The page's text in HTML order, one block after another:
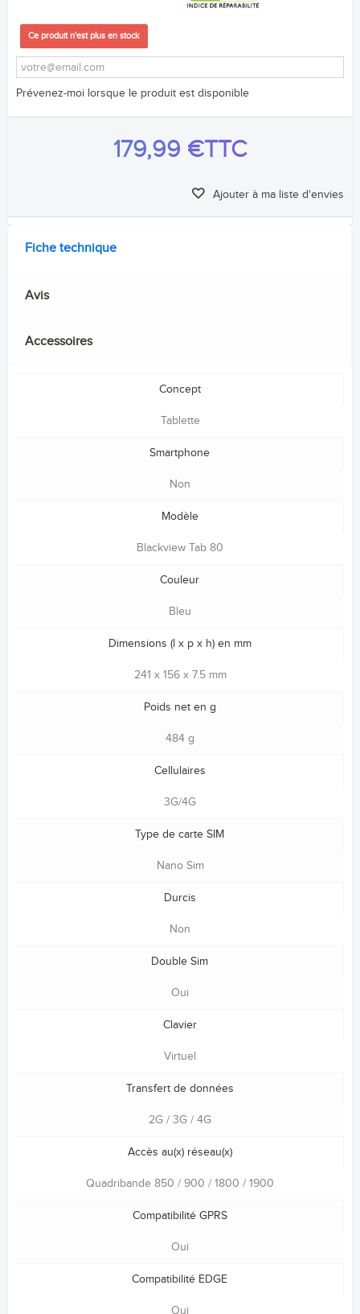
Ce produit n'est plus en stock
Prévenez-moi lorsque le produit est disponible
179,99 €TTC
Ajouter à ma liste d'envies
Fiche technique
Avis
Accessoires
Concept
Tablette
Smartphone
Non
Modèle
Blackview Tab 80
Couleur
Bleu
Dimensions (l x p x h) en mm
241 x 156 x 7.5 mm
Poids net en g
484 g
Cellulaires
3G/4G
Type de carte SIM
Nano Sim
Durcis
Non
Double Sim
Oui
Clavier
Virtuel
Transfert de données
2G / 3G / 4G
Accès au(x) réseau(x)
Quadribande 850 / 900 / 1800 / 1900
Compatibilité GPRS
Oui
Compatibilité EDGE
Oui